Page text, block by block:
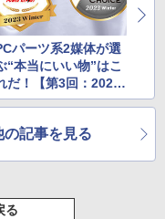
パーツ系2媒体が選
“本当にいい物”はこ
だ！【第3回：2023
】AKIBA PC H
REPORT PC PART
の記事を見る
る